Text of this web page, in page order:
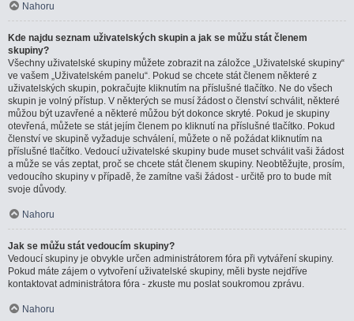
Nahoru
Kde najdu seznam uživatelských skupin a jak se můžu stát členem
skupiny?
Všechny uživatelské skupiny můžete zobrazit na záložce „Uživatelské skupiny“
ve vašem „Uživatelském panelu“. Pokud se chcete stát členem některé z
uživatelských skupin, pokračujte kliknutím na příslušné tlačítko. Ne do všech
skupin je volný přístup. V některých se musí žádost o členství schválit, některé
můžou být uzavřené a některé můžou být dokonce skryté. Pokud je skupiny
otevřená, můžete se stát jejím členem po kliknutí na příslušné tlačítko. Pokud
členství ve skupině vyžaduje schválení, můžete o ně požádat kliknutím na
příslušné tlačítko. Vedoucí uživatelské skupiny bude muset schválit vaši žádost
a může se vás zeptat, proč se chcete stát členem skupiny. Neobtěžujte, prosím,
vedoucího skupiny v případě, že zamítne vaši žádost - určitě pro to bude mít
svoje důvody.
Nahoru
Jak se můžu stát vedoucím skupiny?
Vedoucí skupiny je obvykle určen administrátorem fóra při vytváření skupiny.
Pokud máte zájem o vytvoření uživatelské skupiny, měli byste nejdříve
kontaktovat administrátora fóra - zkuste mu poslat soukromou zprávu.
Nahoru